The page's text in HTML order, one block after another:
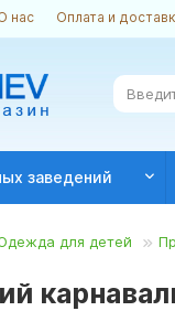
нас Оплата и
заведений
для детей